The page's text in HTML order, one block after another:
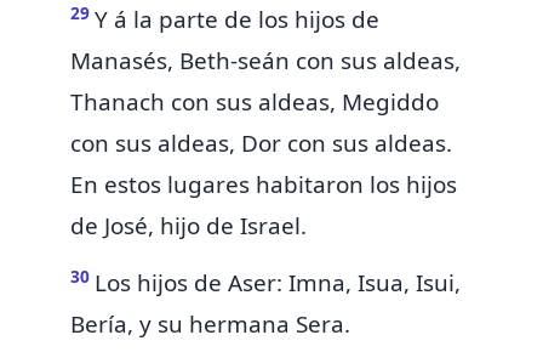
29 Y á la parte de los hijos de
Manasés, Beth-seán con sus aldeas,
Thanach con sus aldeas, Megiddo
con sus aldeas, Dor con sus aldeas.
En estos lugares habitaron los hijos
de José, hijo de Israel.
30 Los hijos de Aser: Imna, Isua, Isui,
Bería, y su hermana Sera.